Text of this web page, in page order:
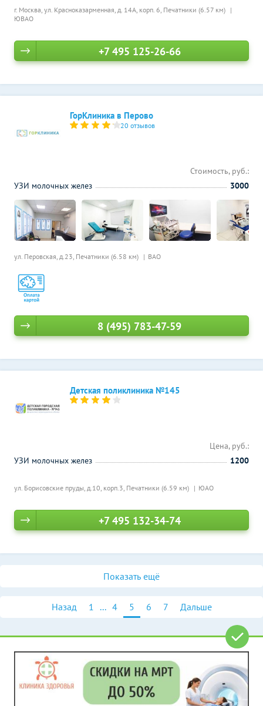
г. Москва, ул. Красноказарменная, д. 14А, корп. 6, Печатники (6.57 км)
ЮВАО
+7 495 125-26-66
ГорКлиника в Перово
20 отзывов
ул. Перовская, д.23, Печатники (6.58 км) ВАО
Стоимость, руб.:
УЗИ молочных желез
3000
8 (495) 783-47-59
Детская поликлиника №145
ул. Борисовские пруды, д.10, корп.3, Печатники (6.59 км) ЮАО
Цена, руб.:
УЗИ молочных желез
1200
+7 495 132-34-74
Показать ещё
Назад 1 ... 4 5 6 7 Дальше